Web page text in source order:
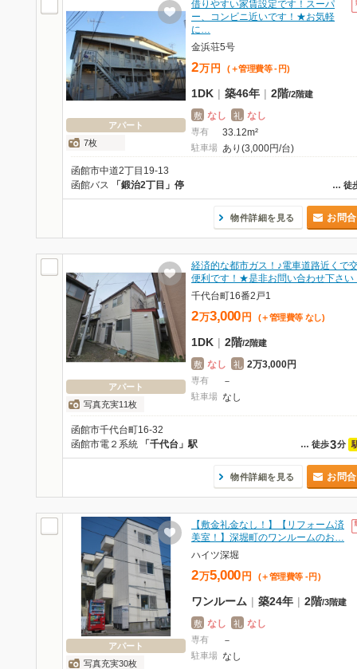
アパート
7枚
借りやすい家賃設定です！スーパ
ー、コンビニ近いです！★お気軽
に…
金浜荘5号
2万 円 (＋管理費等 - 円)
1DK | 築46年 | 2階/2階建
敷 なし 礼 なし
専有 33.12m²
駐車場 あり(3,000円/台)
函館市中道2丁目19-13
… 徒
函館バス 「鍛治2丁目」停
物件詳細を見る お問
アパート
写真充実11枚
経済的な都市ガス！♪電車道路近くで
便利です！★是非お問い合わせ下さ
千代台町16番2戸1
2万3,000 円 (＋管理費等 なし)
1DK | 2階/2階建
敷 なし 礼 2万3,000円
専有 －
駐車場 なし
函館市千代台町16-32
… 徒歩3分
函館市電２系統 「千代台」駅
物件詳細を見る お問
アパート
写真充実30枚
【敷金礼金なし！】【リフォーム済
美室！】深堀町のワンルームのお…
ハイツ深堀
2万5,000 円 (＋管理費等 - 円 )
ワンルーム | 築24年 | 2階/3階建
敷 なし 礼 なし
専有 －
駐車場 なし